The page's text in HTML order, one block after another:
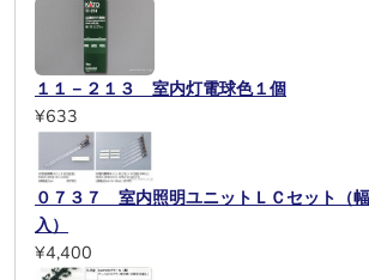
１１－２１３ 室内灯電球色１個
¥633
０７３７ 室内照明ユニットＬＣセット（
入）
¥4,400